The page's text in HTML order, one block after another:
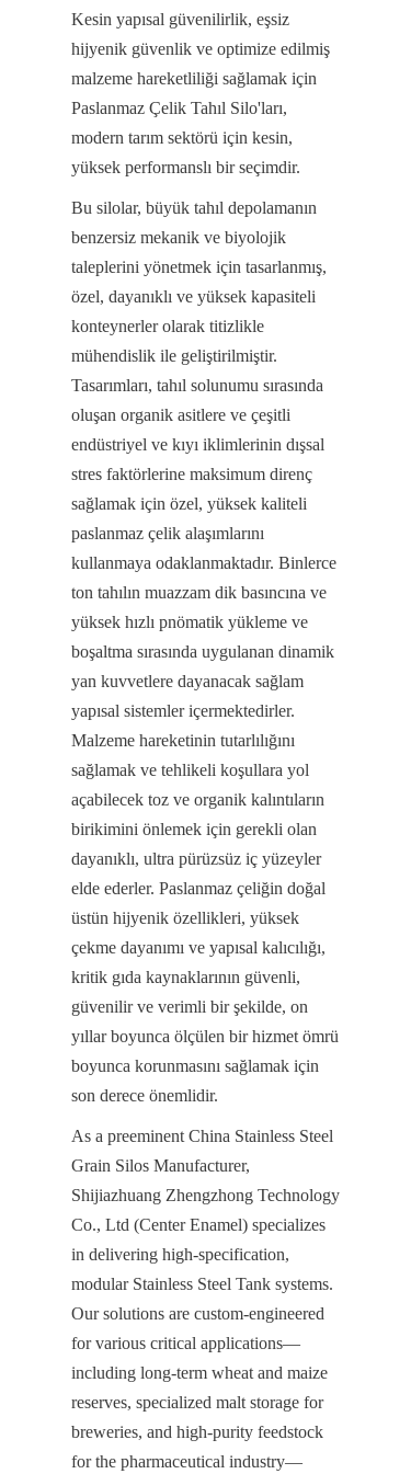
Kesin yapısal güvenilirlik, eşsiz
hijyenik güvenlik ve optimize edilmiş
malzeme hareketliliği sağlamak için
Paslanmaz Çelik Tahıl Silo'ları,
modern tarım sektörü için kesin,
yüksek performanslı bir seçimdir.
Bu silolar, büyük tahıl depolamanın
benzersiz mekanik ve biyolojik
taleplerini yönetmek için tasarlanmış,
özel, dayanıklı ve yüksek kapasiteli
konteynerler olarak titizlikle
mühendislik ile geliştirilmiştir.
Tasarımları, tahıl solunumu sırasında
oluşan organik asitlere ve çeşitli
endüstriyel ve kıyı iklimlerinin dışsal
stres faktörlerine maksimum direnç
sağlamak için özel, yüksek kaliteli
paslanmaz çelik alaşımlarını
kullanmaya odaklanmaktadır. Binlerce
ton tahılın muazzam dik basıncına ve
yüksek hızlı pnömatik yükleme ve
boşaltma sırasında uygulanan dinamik
yan kuvvetlere dayanacak sağlam
yapısal sistemler içermektedirler.
Malzeme hareketinin tutarlılığını
sağlamak ve tehlikeli koşullara yol
açabilecek toz ve organik kalıntıların
birikimini önlemek için gerekli olan
dayanıklı, ultra pürüzsüz iç yüzeyler
elde ederler. Paslanmaz çeliğin doğal
üstün hijyenik özellikleri, yüksek
çekme dayanımı ve yapısal kalıcılığı,
kritik gıda kaynaklarının güvenli,
güvenilir ve verimli bir şekilde, on
yıllar boyunca ölçülen bir hizmet ömrü
boyunca korunmasını sağlamak için
son derece önemlidir.
As a preeminent China Stainless Steel
Grain Silos Manufacturer,
Shijiazhuang Zhengzhong Technology
Co., Ltd (Center Enamel) specializes
in delivering high-specification,
modular Stainless Steel Tank systems.
Our solutions are custom-engineered
for various critical applications—
including long-term wheat and maize
reserves, specialized malt storage for
breweries, and high-purity feedstock
for the pharmaceutical industry—